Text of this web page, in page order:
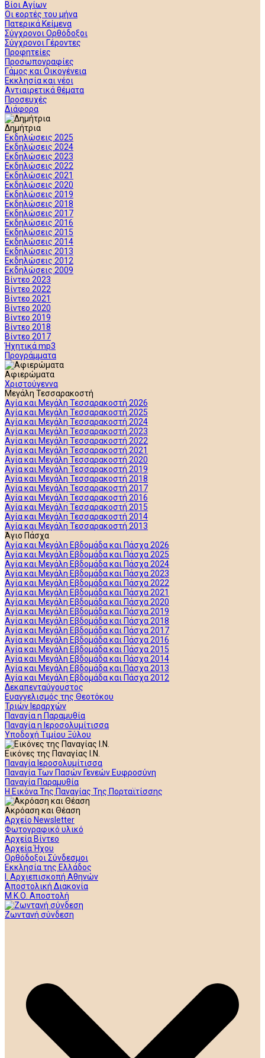
Βίοι Αγίων
Οι εορτές του μήνα
Πατερικά Κείμενα
Σύγχρονοι Ορθόδοξοι
Σύγχρονοι Γέροντες
Προφητείες
Προσωπογραφίες
Γάμος και Οικογένεια
Εκκλησία και νέοι
Αντιαιρετικά θέματα
Προσευχές
Διάφορα
Δημήτρια
Εκδηλώσεις 2025
Εκδηλώσεις 2024
Εκδηλώσεις 2023
Εκδηλώσεις 2022
Εκδηλώσεις 2021
Εκδηλώσεις 2020
Εκδηλώσεις 2019
Εκδηλώσεις 2018
Εκδηλώσεις 2017
Εκδηλώσεις 2016
Εκδηλώσεις 2015
Εκδηλώσεις 2014
Εκδηλώσεις 2013
Εκδηλώσεις 2012
Εκδηλώσεις 2009
Βίντεο 2023
Βίντεο 2022
Βίντεο 2021
Βίντεο 2020
Βίντεο 2019
Βίντεο 2018
Βίντεο 2017
Ήχητικά mp3
Προγράμματα
Αφιερώματα
Χριστούγεννα
Μεγάλη Τεσσαρακοστή
Αγία και Μεγάλη Τεσσαρακοστή 2026
Αγία και Μεγάλη Τεσσαρακοστή 2025
Αγία και Μεγάλη Τεσσαρακοστή 2024
Αγία και Μεγάλη Τεσσαρακοστή 2023
Αγία και Μεγάλη Τεσσαρακοστή 2022
Αγία και Μεγάλη Τεσσαρακοστή 2021
Αγία και Μεγάλη Τεσσαρακοστή 2020
Αγία και Μεγάλη Τεσσαρακοστή 2019
Αγία και Μεγάλη Τεσσαρακοστή 2018
Αγία και Μεγάλη Τεσσαρακοστή 2017
Αγία και Μεγάλη Τεσσαρακοστή 2016
Αγία και Μεγάλη Τεσσαρακοστή 2015
Αγία και Μεγάλη Τεσσαρακοστή 2014
Αγία και Μεγάλη Τεσσαρακοστή 2013
Άγιο Πάσχα
Αγία και Μεγάλη Εβδομάδα και Πάσχα 2026
Αγία και Μεγάλη Εβδομάδα και Πάσχα 2025
Αγία και Μεγάλη Εβδομάδα και Πάσχα 2024
Αγία και Μεγάλη Εβδομάδα και Πάσχα 2023
Αγία και Μεγάλη Εβδομάδα και Πάσχα 2022
Αγία και Μεγάλη Εβδομάδα και Πάσχα 2021
Αγία και Μεγάλη Εβδομάδα και Πάσχα 2020
Αγία και Μεγάλη Εβδομάδα και Πάσχα 2019
Αγία και Μεγάλη Εβδομάδα και Πάσχα 2018
Αγία και Μεγάλη Εβδομάδα και Πάσχα 2017
Αγία και Μεγάλη Εβδομάδα και Πάσχα 2016
Αγία και Μεγάλη Εβδομάδα και Πάσχα 2015
Αγία και Μεγάλη Εβδομάδα και Πάσχα 2014
Αγία και Μεγάλη Εβδομάδα και Πάσχα 2013
Αγία και Μεγάλη Εβδομάδα και Πάσχα 2012
Δεκαπενταύγουστος
Ευαγγελισμός της Θεοτόκου
Τριών Ιεραρχών
Παναγία η Παραμυθία
Παναγία η Ιεροσολυμίτισσα
Υποδοχή Τιμίου Ξύλου
Εικόνες της Παναγίας Ι.Ν.
Παναγία Ιεροσολυμίτισσα
Παναγία Των Πασών Γενεών Ευφροσύνη
Παναγία Παραμυθία
Η Εικόνα Της Παναγίας Της Πορταϊτίσσης
Ακρόαση και Θέαση
Αρχείο Newsletter
Φωτογραφικό υλικό
Αρχεία Βίντεο
Αρχεία Ήχου
Ορθόδοξοι Σύνδεσμοι
Εκκλησία της Ελλάδος
Ι. Αρχιεπισκοπή Αθηνών
Αποστολική Διακονία
Μ.Κ.Ο. Αποστολή
Ζωντανή σύνδεση